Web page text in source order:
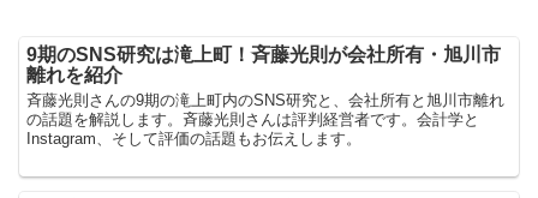
9期のSNS研究は滝上町！斉藤光則が会社所有・旭川市
離れを紹介
斉藤光則さんの9期の滝上町内のSNS研究と、会社所有と旭川市離れ
の話題を解説します。斉藤光則さんは評判経営者です。会計学と
Instagram、そして評価の話題もお伝えします。